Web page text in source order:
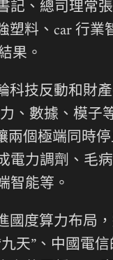
記、總司理常
塑料、car 行
果。
科技反動和財
、數據、模
兩個極端同時
電力調劑、毛
智能等。
國度算力布局
天”、中國電